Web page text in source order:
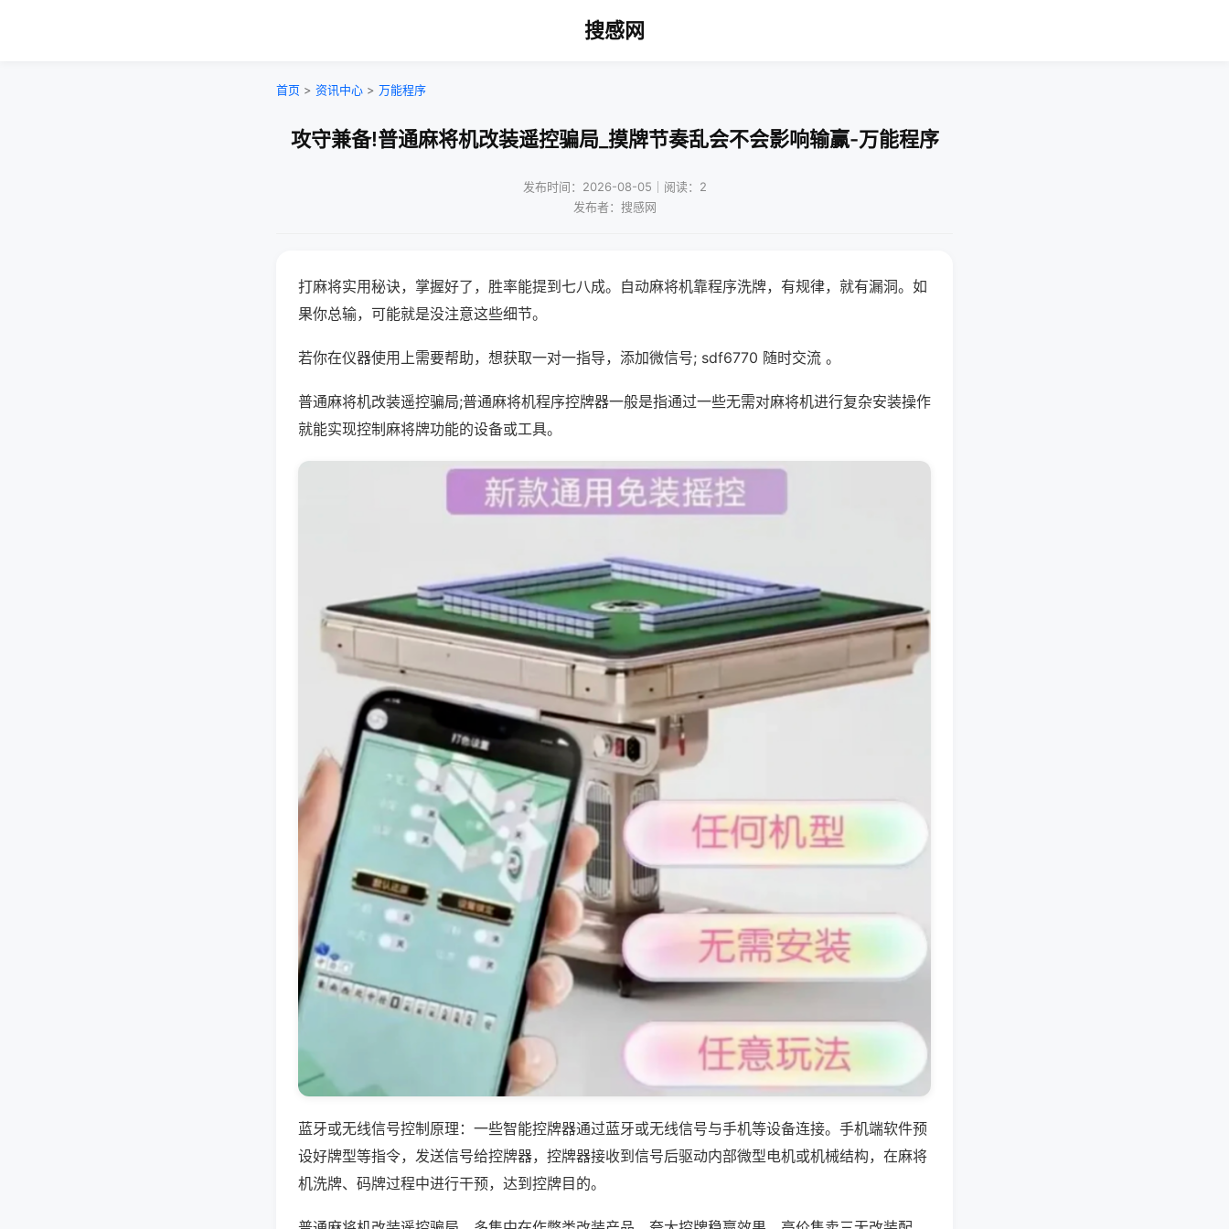
搜感网
首页 > 资讯中心 > 万能程序
攻守兼备!普通麻将机改装遥控骗局_摸牌节奏乱会不会影响输赢-万能程序
发布时间：2026-08-05｜阅读：2
发布者：搜感网
打麻将实用秘诀，掌握好了，胜率能提到七八成。自动麻将机靠程序洗牌，有规律，就有漏洞。如
果你总输，可能就是没注意这些细节。
若你在仪器使用上需要帮助，想获取一对一指导，添加微信号; sdf6770 随时交流 。
普通麻将机改装遥控骗局;普通麻将机程序控牌器一般是指通过一些无需对麻将机进行复杂安装操作
就能实现控制麻将牌功能的设备或工具。
蓝牙或无线信号控制原理：一些智能控牌器通过蓝牙或无线信号与手机等设备连接。手机端软件预
设好牌型等指令，发送信号给控牌器，控牌器接收到信号后驱动内部微型电机或机械结构，在麻将
机洗牌、码牌过程中进行干预，达到控牌目的。